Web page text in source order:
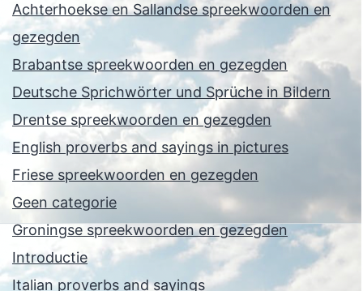
Achterhoekse en Sallandse spreekwoorden en
gezegden
Brabantse spreekwoorden en gezegden
Deutsche Sprichwörter und Sprüche in Bildern
Drentse spreekwoorden en gezegden
English proverbs and sayings in pictures
Friese spreekwoorden en gezegden
Geen categorie
Groningse spreekwoorden en gezegden
Introductie
Italian proverbs and sayings